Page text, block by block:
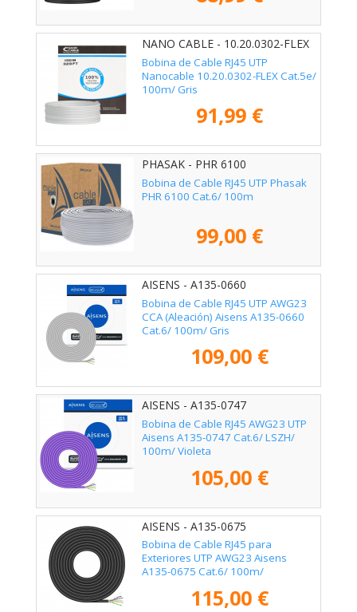
NANO CABLE - 10.20.0302-FLEX
Bobina de Cable RJ45 UTP
Nanocable 10.20.0302-FLEX Cat.5e/
100m/ Gris
91,99 €
PHASAK - PHR 6100
Bobina de Cable RJ45 UTP Phasak
PHR 6100 Cat.6/ 100m
99,00 €
AISENS - A135-0660
Bobina de Cable RJ45 UTP AWG23
CCA (Aleación) Aisens A135-0660
Cat.6/ 100m/ Gris
109,00 €
AISENS - A135-0747
Bobina de Cable RJ45 AWG23 UTP
Aisens A135-0747 Cat.6/ LSZH/
100m/ Violeta
105,00 €
AISENS - A135-0675
Bobina de Cable RJ45 para
Exteriores UTP AWG23 Aisens
A135-0675 Cat.6/ 100m/
115,00 €